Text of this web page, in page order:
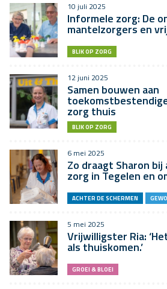
10 juli 2025
Informele zorg: De
mantelzorgers en
BLIK OP ZORG
12 juni 2025
Samen bouwen aan
zorg thuis
BLIK OP ZORG
6 mei 2025
Zo draagt Sharon
zorg in Tegelen en
ACHTER DE SCHERMEN
5 mei 2025
Vrijwilligster Ria:
als thuiskomen.’
GROEI & BLOEI